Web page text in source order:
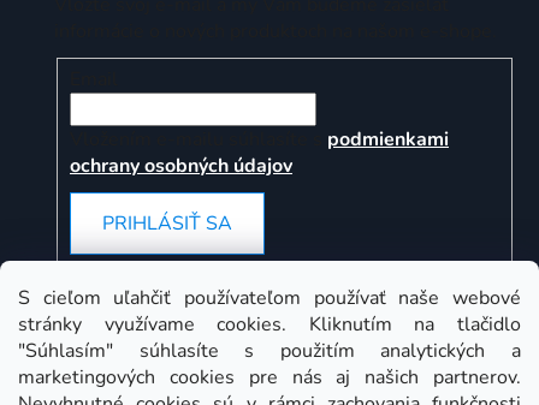
S cieľom uľahčiť používateľom používať naše webové
stránky využívame cookies. Kliknutím na tlačidlo
"Súhlasím" súhlasíte s použitím analytických a
marketingových cookies pre nás aj našich partnerov.
podmienkami
ochrany osobných údajov
PRIHLÁSIŤ SA
Instagram